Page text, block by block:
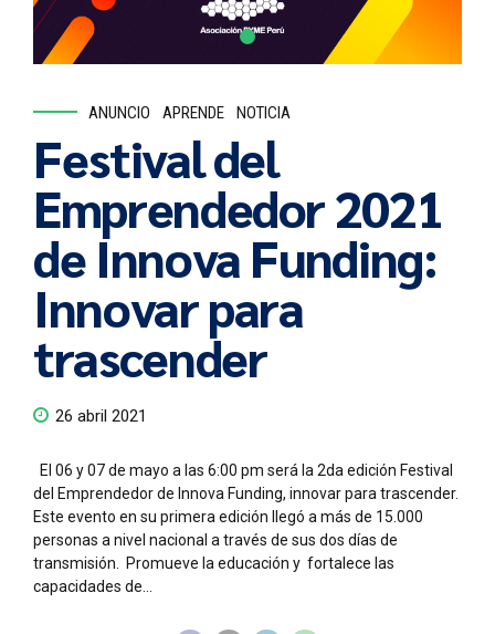
ANUNCIO APRENDE NOTICIA
Festival del
Emprendedor 2021
de Innova Funding:
Innovar para
trascender
26 abril 2021
El 06 y 07 de mayo a las 6:00 pm será la 2da edición Festival
del Emprendedor de Innova Funding, innovar para trascender.
Este evento en su primera edición llegó a más de 15.000
personas a nivel nacional a través de sus dos días de
transmisión. Promueve la educación y fortalece las
capacidades de...